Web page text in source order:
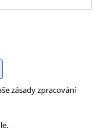
zásady zpracování